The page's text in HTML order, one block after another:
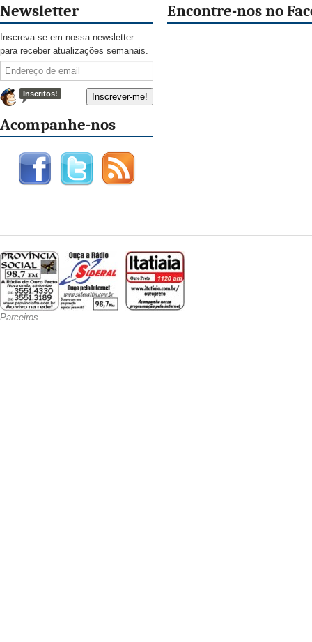
Newsletter
Inscreva-se em nossa newsletter
para receber atualizações semanais.
Inscritos!
Acompanhe-nos
Encontre-nos no
Parceiros